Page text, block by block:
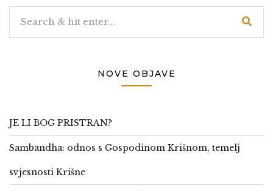
NOVE OBJAVE
JE LI BOG PRISTRAN?
Sambandha: odnos s Gospodinom Krišnom, temelj
svjesnosti Krišne